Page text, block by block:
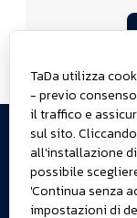
TaDa utilizza
- previo
il traffico e
sul sito.
all'installazione
possibile
'Continua senza
impostazioni di
© 2025
TaDa S.r.l.
Dati
societari
Privacy